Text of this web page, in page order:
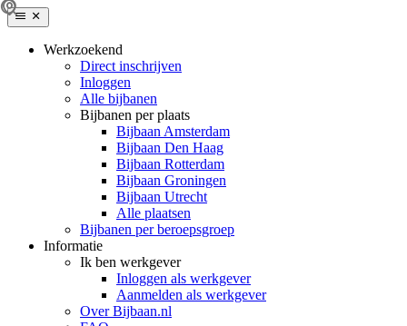
Werkzoekend
Direct inschrijven
Inloggen
Alle bijbanen
Bijbanen per plaats
Bijbaan Amsterdam
Bijbaan Den Haag
Bijbaan Rotterdam
Bijbaan Groningen
Bijbaan Utrecht
Alle plaatsen
Bijbanen per beroepsgroep
Informatie
Ik ben werkgever
Inloggen als werkgever
Aanmelden als werkgever
Over Bijbaan.nl